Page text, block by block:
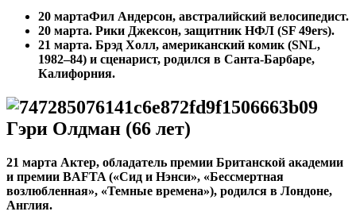
20 мартаФил Андерсон, австралийский велосипедист.
20 марта. Рики Джексон, защитник НФЛ (SF 49ers).
21 марта. Брэд Холл, американский комик (SNL,
1982–84) и сценарист, родился в Санта-Барбаре,
Калифорния.
Гэри Олдман (66 лет)
21 марта Актер, обладатель премии Британской академии
и премии BAFTA («Сид и Нэнси», «Бессмертная
возлюбленная», «Темные времена»), родился в Лондоне,
Англия.